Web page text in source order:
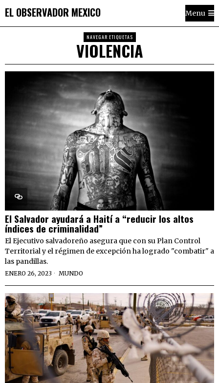
EL OBSERVADOR MEXICO Menu
NAVEGAR ETIQUETAS
VIOLENCIA
El Salvador ayudará a Haití a “reducir los altos
índices de criminalidad”
El Ejecutivo salvadoreño asegura que con su Plan Control
Territorial y el régimen de excepción ha logrado "combatir" a
las pandillas.
ENERO 26, 2023 MUNDO